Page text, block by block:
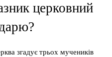
церковний
згадує трьох мучеників